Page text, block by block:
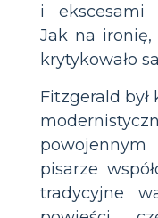
i ekscesami
Jak na
krytykowało
Fitzgerald
pisarze
tradycyjne